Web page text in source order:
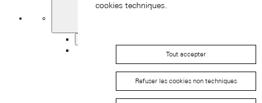
cookies techniques.
Tout accepter
Refuser les cookies non techniques